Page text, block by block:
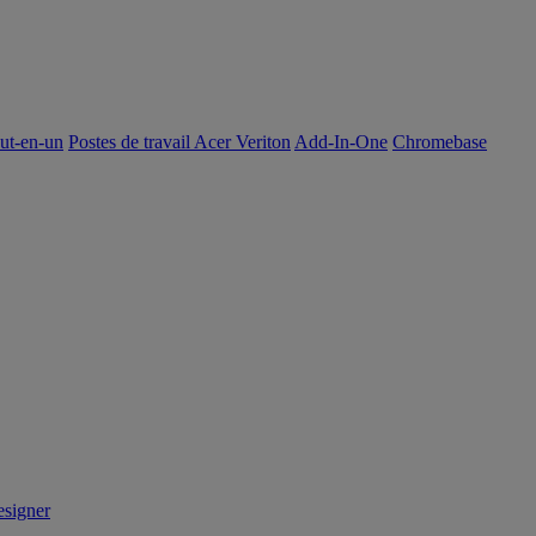
en-un Postes de travail Acer Veriton Add-In-One Chromebase